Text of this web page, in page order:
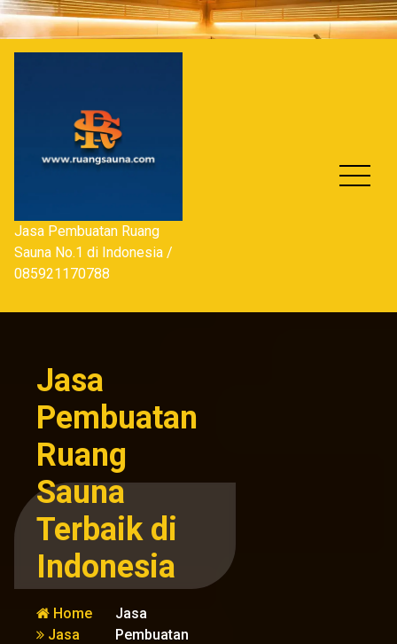
Skip
to
content
Jasa Pembuatan Ruang
Sauna No.1 di Indonesia /
085921170788
Jasa
Pembuatan
Ruang
Sauna
Terbaik di
Indonesia
Home
Jasa
Jasa
Pembuatan